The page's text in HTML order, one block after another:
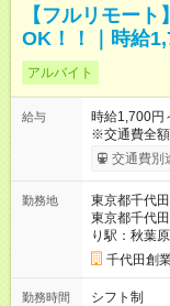
【フルリモー
OK！！｜時給
アルバイト
給与
時給1,700円
※交通費全
でもfreeeの
をサポート
能 【試用期間】試用期間あり 試用期間の長さ：3ヶ月 ※ 雇用形
態と給与に
採用時と同
交通費別
勤務地
東京都千代
東京都千代
り駅：秋葉
千代田創
勤務時間
シフト制